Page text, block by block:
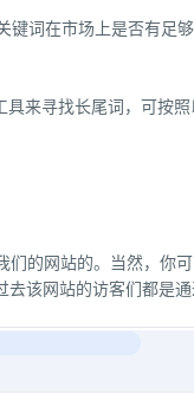
词在市场上是否有足
来寻找长尾词，可按
的网站的。当然，你可
该网站的访客们都是通